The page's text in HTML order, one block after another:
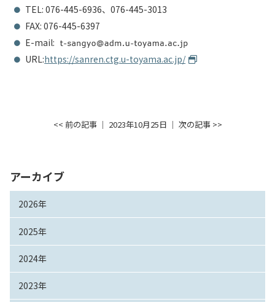
アーカイブ
2026年
2025年
2024年
2023年
TEL: 076-445-6936、076-445-3013
FAX: 076-445-6397
E-mail:
URL:https://sanren.ctg.u-toyama.ac.jp/
<< 前の記事│ 2023年10月25日 │ 次の記事 >>